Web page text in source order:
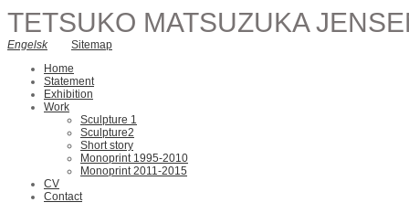
TETSUKO MATSUZUKA
Engelsk
Sitemap
Home
Statement
Exhibition
Work
Sculpture 1
Sculpture2
Short story
Monoprint 1995-2010
Monoprint 2011-2015
CV
Contact